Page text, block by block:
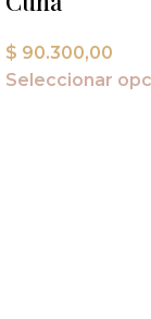
$ 90.300,00
Seleccionar